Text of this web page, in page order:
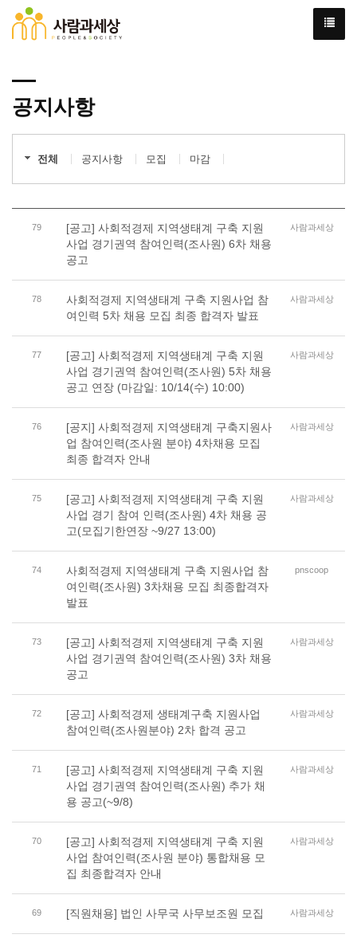
공지사항
전체 공지사항 모집 마감
79
[공고] 사회적경제 지역생태계 구축 지원
사업 경기권역 참여인력(조사원) 6차 채용
공고
사람과세상
78
사회적경제 지역생태계 구축 지원사업 참
여인력 5차 채용 모집 최종 합격자 발표
사람과세상
77
[공고] 사회적경제 지역생태계 구축 지원
사업 경기권역 참여인력(조사원) 5차 채용
공고 연장 (마감일: 10/14(수) 10:00)
사람과세상
76
[공지] 사회적경제 지역생태계 구축지원사
업 참여인력(조사원 분야) 4차채용 모집
최종 합격자 안내
사람과세상
75
[공고] 사회적경제 지역생태계 구축 지원
사업 경기 참여 인력(조사원) 4차 채용 공
고(모집기한연장 ~9/27 13:00)
사람과세상
74
사회적경제 지역생태계 구축 지원사업 참
여인력(조사원) 3차채용 모집 최종합격자
발표
pnscoop
73
[공고] 사회적경제 지역생태계 구축 지원
사업 경기권역 참여인력(조사원) 3차 채용
공고
사람과세상
72
[공고] 사회적경제 생태계구축 지원사업
참여인력(조사원분야) 2차 합격 공고
사람과세상
71
[공고] 사회적경제 지역생태계 구축 지원
사업 경기권역 참여인력(조사원) 추가 채
용 공고(~9/8)
사람과세상
70
[공고] 사회적경제 지역생태계 구축 지원
사업 참여인력(조사원 분야) 통합채용 모
집 최종합격자 안내
사람과세상
69 [직원채용] 법인 사무국 사무보조원 모집 사람과세상